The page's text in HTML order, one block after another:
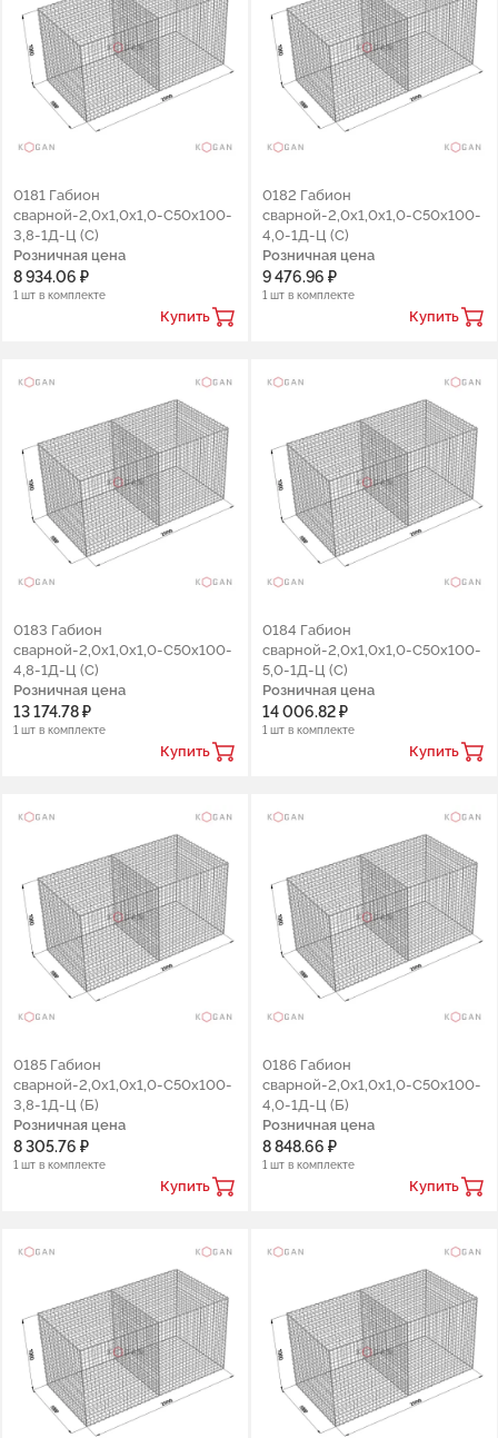
0181 Габион
сварной-2,0х1,0х1,0-С50х100-
3,8-1Д-Ц (С)
Розничная цена
8 934.06 ₽
1 шт в комплекте
Купить
0182 Габион
сварной-2,0х1,0х1,0-С50х100-
4,0-1Д-Ц (С)
Розничная цена
9 476.96 ₽
1 шт в комплекте
Купить
0183 Габион
сварной-2,0х1,0х1,0-С50х100-
4,8-1Д-Ц (С)
Розничная цена
13 174.78 ₽
1 шт в комплекте
Купить
0184 Габион
сварной-2,0х1,0х1,0-С50х100-
5,0-1Д-Ц (С)
Розничная цена
14 006.82 ₽
1 шт в комплекте
Купить
0185 Габион
сварной-2,0х1,0х1,0-С50х100-
3,8-1Д-Ц (Б)
Розничная цена
8 305.76 ₽
1 шт в комплекте
Купить
0186 Габион
сварной-2,0х1,0х1,0-С50х100-
4,0-1Д-Ц (Б)
Розничная цена
8 848.66 ₽
1 шт в комплекте
Купить